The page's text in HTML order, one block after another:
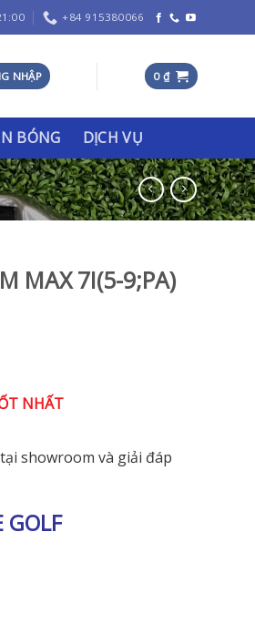
+84 915380066
NHẬP 0 ₫
BÓNG DỊCH VỤ
MAX 7I(5-9;PA)
NHẤT
showroom và giải đáp
GOLF